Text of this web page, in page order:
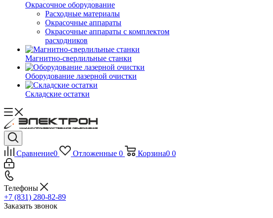
Окрасочное оборудование
Расходные материалы
Окрасочные аппараты
Окрасочные аппараты с комплектом
расходников
Магнитно-сверлильные станки
Оборудование лазерной очистки
Складские остатки
Сравнение0 Отложенные 0 Корзина0 0
Телефоны
+7 (831) 280-82-89
Заказать звонок